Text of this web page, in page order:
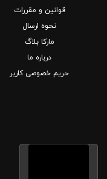
قوانین و مقررات
نحوه ارسال
مارکا بلاگ
درباره ما
حریم خصوصی کاربر